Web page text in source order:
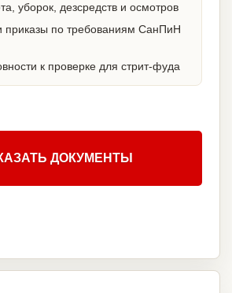
уборок, дезсредств и осмотров
приказы по требованиям СанПиН
к проверке для стрит-фуда
ДОКУМЕНТЫ